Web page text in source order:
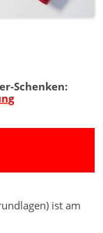
Schenken:
ist am